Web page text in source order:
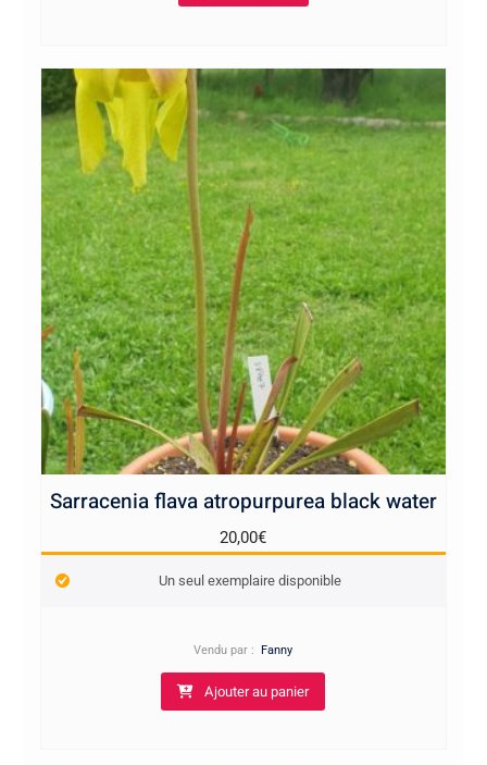
Sarracenia flava atropurpurea black water
20,00€
Un seul exemplaire disponible
Vendu par :Fanny
Ajouter au panier